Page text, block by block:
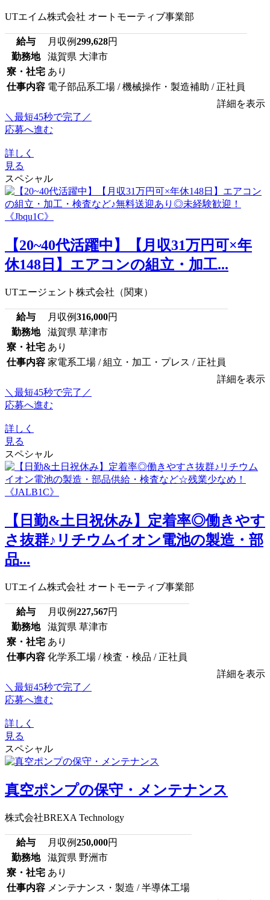
UTエイム株式会社 オートモーティブ事業部
給与 月収例299,628円
勤務地
滋賀県 大津市
寮・社宅 あり
仕事内容 電子部品系工場 / 機械操作・製造補助 / 正社員
詳細を表示
＼最短45秒で完了／
応募へ進む
詳しく
見る
スペシャル
【20~40代活躍中】【月収31万円可×年
休148日】エアコンの組立・加工...
UTエージェント株式会社（関東）
給与 月収例316,000円
勤務地
滋賀県 草津市
寮・社宅 あり
仕事内容 家電系工場 / 組立・加工・プレス / 正社員
詳細を表示
＼最短45秒で完了／
応募へ進む
詳しく
見る
スペシャル
【日勤&土日祝休み】定着率◎働きやす
さ抜群♪リチウムイオン電池の製造・部
品...
UTエイム株式会社 オートモーティブ事業部
給与 月収例227,567円
勤務地
滋賀県 草津市
寮・社宅 あり
仕事内容 化学系工場 / 検査・検品 / 正社員
詳細を表示
＼最短45秒で完了／
応募へ進む
詳しく
見る
スペシャル
真空ポンプの保守・メンテナンス
株式会社BREXA Technology
給与 月収例250,000円
勤務地
滋賀県 野洲市
寮・社宅 あり
仕事内容 メンテナンス・製造 / 半導体工場